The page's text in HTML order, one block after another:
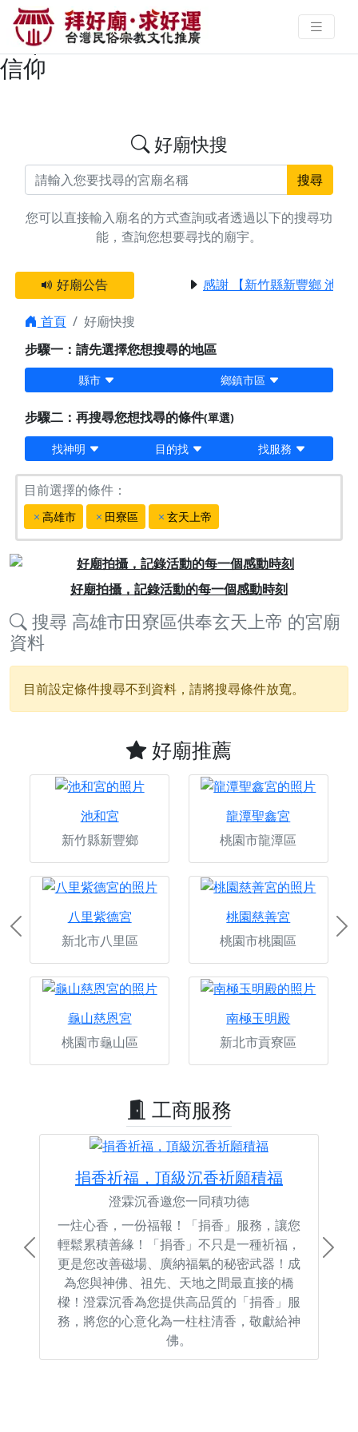
搜尋高雄市田寮區玄天上帝廟宇資
料 | 拜好廟求好運 找到與您有緣的
信仰
好廟快搜
搜尋
您可以直接輸入廟名的方式查詢或者透過以下的搜尋功
能，查詢您想要尋找的廟宇。
好廟公告 感謝 【新竹縣新豐鄉 池和
首頁
好廟快搜
步驟一：請先選擇您想搜尋的地區
縣市 鄉鎮市區
步驟二：再搜尋您想找尋的條件(單選)
找神明 目的找 找服務
目前選擇的條件：
高雄市 田寮區 玄天上帝
好廟拍攝，記錄活動的每一個感動時刻
Previous
搜尋 高雄市田寮區供奉玄天上帝 的宮廟
資料
目前設定條件搜尋不到資料，請將搜尋條件放寬。
好廟推薦
池和宮
新竹縣新豐鄉
龍潭聖鑫宮
桃園市龍潭區
八里紫德宮
新北市八里區
桃園慈善宮
桃園市桃園區
龜山慈恩宮
桃園市龜山區
南極玉明殿
新北市貢寮區
Previous
工商服務
捐香祈福，頂級沉香祈願積福
澄霖沉香邀您一同積功德
一炷心香，一份福報！「捐香」服務，讓您
輕鬆累積善緣！「捐香」不只是一種祈福，
更是您改善磁場、廣納福氣的秘密武器！成
為您與神佛、祖先、天地之間最直接的橋
樑！澄霖沉香為您提供高品質的「捐香」服
務，將您的心意化為一柱柱清香，敬獻給神
佛。
Previous Next